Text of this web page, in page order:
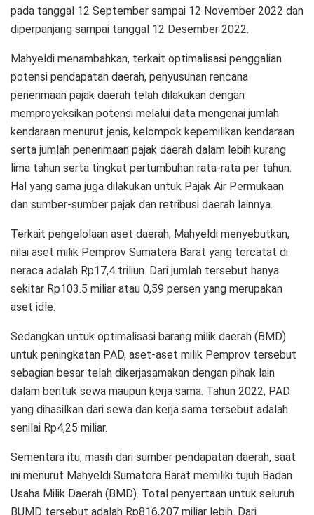
pada tanggal 12 September sampai 12 November 2022 dan
diperpanjang sampai tanggal 12 Desember 2022.
Mahyeldi menambahkan, terkait optimalisasi penggalian
potensi pendapatan daerah, penyusunan rencana
penerimaan pajak daerah telah dilakukan dengan
memproyeksikan potensi melalui data mengenai jumlah
kendaraan menurut jenis, kelompok kepemilikan kendaraan
serta jumlah penerimaan pajak daerah dalam lebih kurang
lima tahun serta tingkat pertumbuhan rata-rata per tahun.
Hal yang sama juga dilakukan untuk Pajak Air Permukaan
dan sumber-sumber pajak dan retribusi daerah lainnya.
Terkait pengelolaan aset daerah, Mahyeldi menyebutkan,
nilai aset milik Pemprov Sumatera Barat yang tercatat di
neraca adalah Rp17,4 triliun. Dari jumlah tersebut hanya
sekitar Rp103.5 miliar atau 0,59 persen yang merupakan
aset idle.
Sedangkan untuk optimalisasi barang milik daerah (BMD)
untuk peningkatan PAD, aset-aset milik Pemprov tersebut
sebagian besar telah dikerjasamakan dengan pihak lain
dalam bentuk sewa maupun kerja sama. Tahun 2022, PAD
yang dihasilkan dari sewa dan kerja sama tersebut adalah
senilai Rp4,25 miliar.
Sementara itu, masih dari sumber pendapatan daerah, saat
ini menurut Mahyeldi Sumatera Barat memiliki tujuh Badan
Usaha Milik Daerah (BMD). Total penyertaan untuk seluruh
BUMD tersebut adalah Rp816,207 miliar lebih. Dari